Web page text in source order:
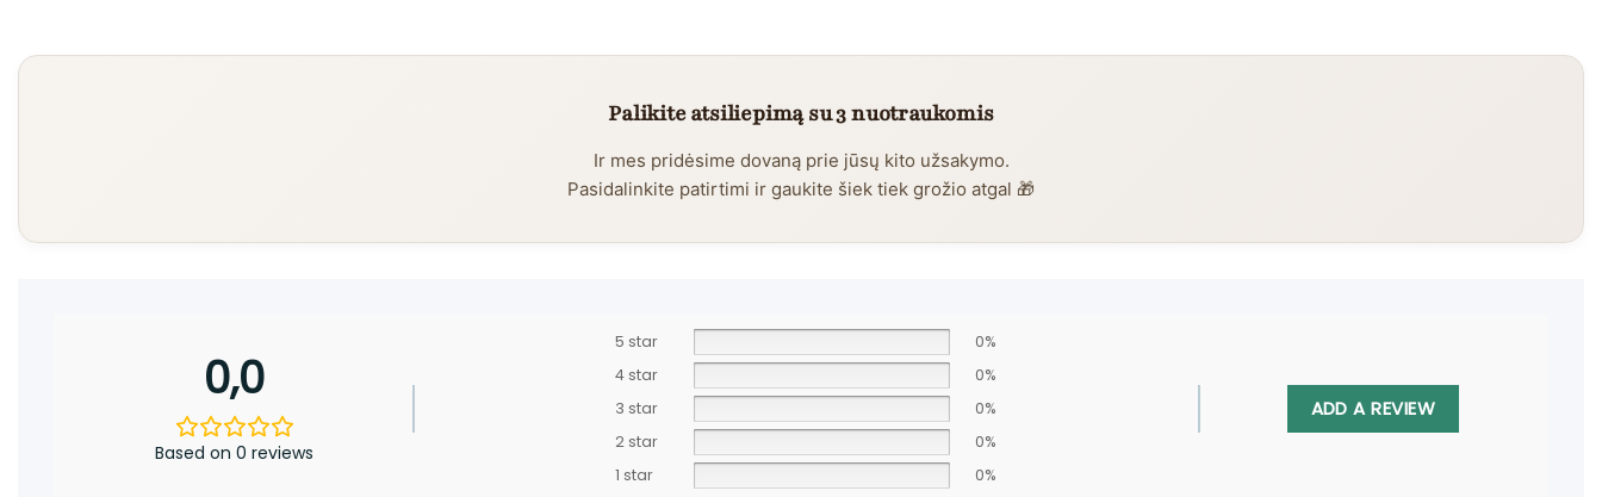
Palikite atsiliepimą su 3 nuotraukomis
Ir mes pridėsime dovaną prie jūsų kito užsakymo.
Pasidalinkite patirtimi ir gaukite šiek tiek grožio atgal 🎁
0,0
Based on 0 reviews
5 star
0%
4 star
0%
3 star
0%
2 star
0%
1 star
0%
ADD A REVIEW